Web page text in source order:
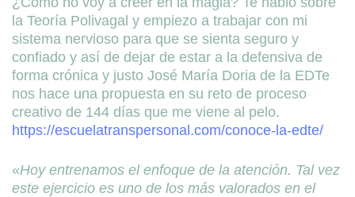
la Teoría Polivagal y empiezo a trabajar con mi
sistema nervioso para que se sienta seguro y
confiado y así de dejar de estar a la defensiva de
forma crónica y justo José María Doria de la EDTe
nos hace una propuesta en su reto de proceso
creativo de 144 días que me viene al pelo.
https://escuelatranspersonal.com/conoce-la-edte/
«Hoy entrenamos el enfoque de la atención. Tal vez
este ejercicio es uno de los más valorados en el